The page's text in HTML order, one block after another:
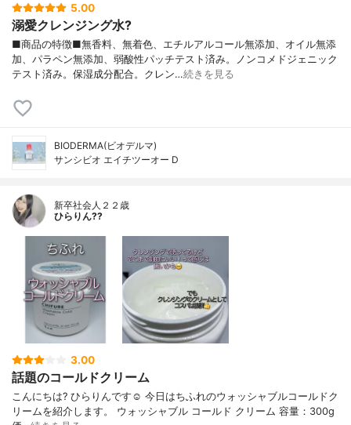
5.00
溺愛クレンジング水?
■商品の特徴■無香料、無着色、エチルアルコール無添加、オイル無添
加、パラペン無添加、弱酸性パッチテスト済み。ノンコメドジェニック
テスト済み。保湿成分配合。クレン…続きを見る
BIODERMA(ビオデルマ)
サンシビオ エイチツーオー D
新卒社会人２２歳
ひらりん??
3.00
話題のコールドクリーム
こんにちは? ひらりんです☺️ 今日はちふれのウォッシャブルコールドク
リームを紹介します。 ウォッシャブル コールド クリーム 容量：300g